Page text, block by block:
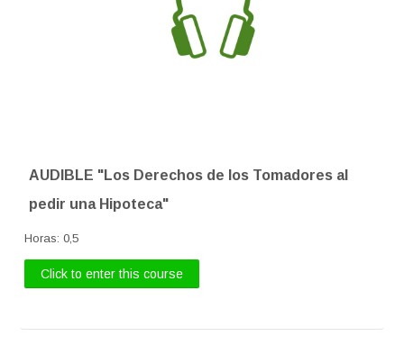
AUDIBLE "Los Derechos de los Tomadores al
pedir una Hipoteca"
Horas:0,5
Click to enter this course